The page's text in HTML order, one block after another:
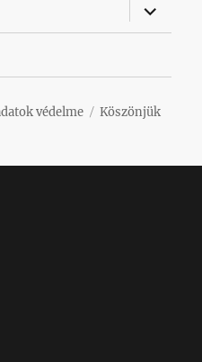
almenü
védelme
Köszönjük